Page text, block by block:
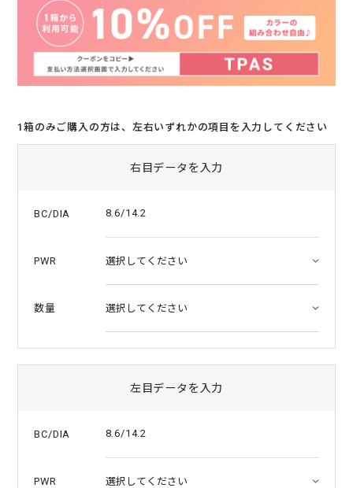
t
n
g
1箱のみご購入の方は、左右いずれかの項目を入力してください
右目データを入力
BC/DIA 8.6/14.2
PWR
数量
左目データを入力
BC/DIA 8.6/14.2
PWR